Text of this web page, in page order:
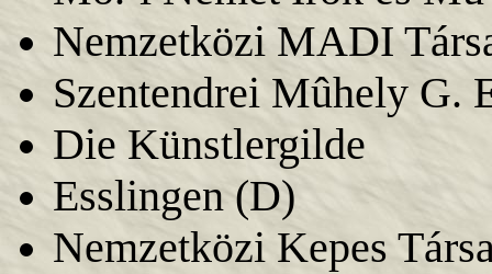
Nemzetközi MADI
Szentendrei Mûhely G.
Die Künstlergilde
Esslingen (D)
Nemzetközi Kepes